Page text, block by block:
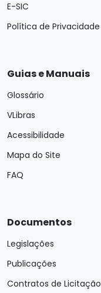
E-SIC
Política de Privacidade
Guias e Manuais
Glossário
VLibras
Acessibilidade
Mapa do Site
FAQ
Documentos
Legislações
Publicações
Contratos de Licitação